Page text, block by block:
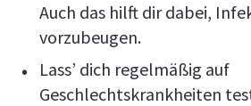
Auch das hilft dir dabei,
vorzubeugen.
Lass’ dich regelmäßig auf
Geschlechtskrankheiten